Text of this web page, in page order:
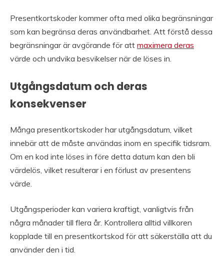
Presentkortskoder kommer ofta med olika begränsningar
som kan begränsa deras användbarhet. Att förstå dessa
begränsningar är avgörande för att maximera deras
värde och undvika besvikelser när de löses in.
Utgångsdatum och deras
konsekvenser
Många presentkortskoder har utgångsdatum, vilket
innebär att de måste användas inom en specifik tidsram.
Om en kod inte löses in före detta datum kan den bli
värdelös, vilket resulterar i en förlust av presentens
värde.
Utgångsperioder kan variera kraftigt, vanligtvis från
några månader till flera år. Kontrollera alltid villkoren
kopplade till en presentkortskod för att säkerställa att du
använder den i tid.